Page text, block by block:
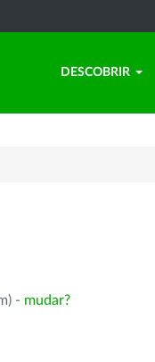
DESCOBRIR
- mudar?